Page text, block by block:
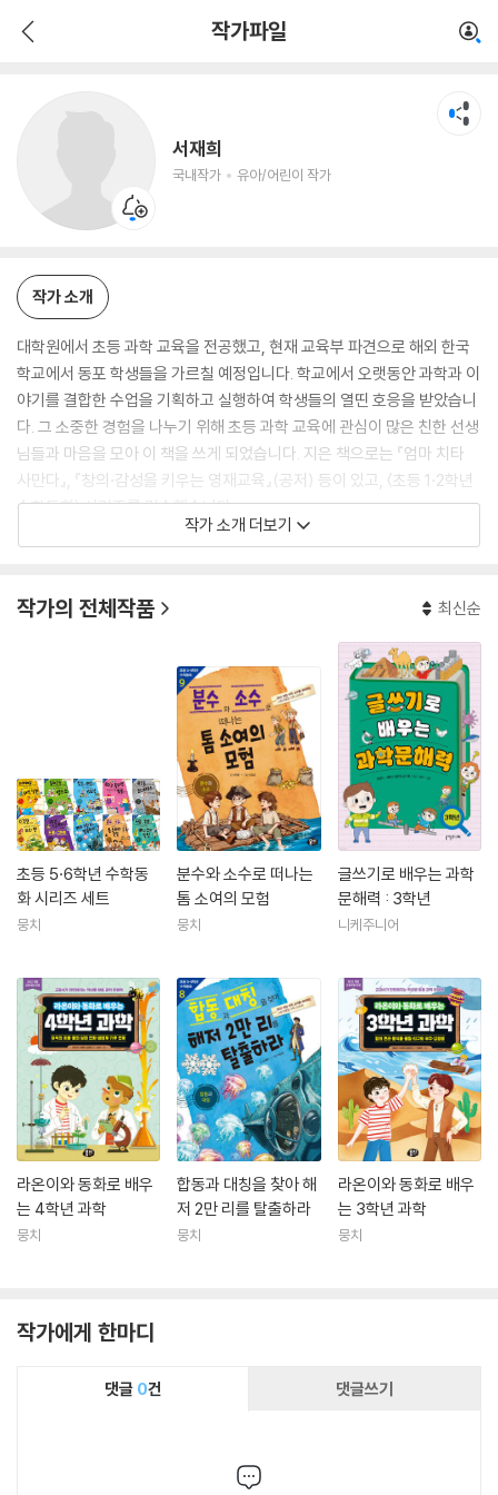
작가파일
서재희
국내작가 유아/어린이 작가
유아/어린이 작가
작가 소개
대학원에서 초등 과학 교육을 전공했고, 현재 교육부 파견으로 해외 한국
학교에서 동포 학생들을 가르칠 예정입니다. 학교에서 오랫동안 과학과 이
야기를 결합한 수업을 기획하고 실행하여 학생들의 열띤 호응을 받았습니
다. 그 소중한 경험을 나누기 위해 초등 과학 교육에 관심이 많은 친한 선생
님들과 마음을 모아 이 책을 쓰게 되었습니다. 지은 책으로는 『엄마 치타
사만다』, 『창의·감성을 키우는 영재교육』(공저) 등이 있고, 〈초등 1·2학년
수학동화〉 시리즈를 감수했습니다.
작가 소개 더보기
작가의 전체작품 최신순
초등 5·6학년 수학동
화 시리즈 세트
뭉치
분수와 소수로 떠나는
톰 소여의 모험
뭉치
글쓰기로 배우는 과학
문해력 : 3학년
니케주니어
라온이와 동화로 배우
는 4학년 과학
뭉치
합동과 대칭을 찾아 해
저 2만 리를 탈출하라
뭉치
라온이와 동화로 배우
는 3학년 과학
뭉치
작가에게 한마디
댓글 0건 댓글쓰기